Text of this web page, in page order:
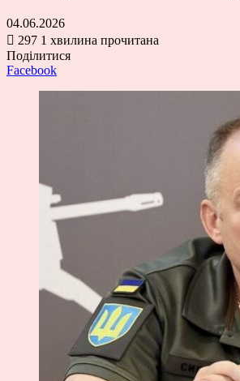
04.06.2026
297 1 хвилина прочитана
Поділитися
Facebook